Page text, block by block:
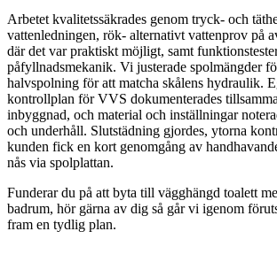
Arbetet kvalitetssäkrades genom tryck- och
vattenledningen, rök- alternativt vattenprov på
där det var praktiskt möjligt, samt
påfyllnadsmekanik. Vi justerade spolmängder
halvspolning för att matcha skålens hydraulik.
kontrollplan för VVS dokumenterades
inbyggnad, och material och inställningar
och underhåll. Slutstädning gjordes, ytorna
kunden fick en kort genomgång av
nås via spolplattan.
Funderar du på att byta till vägghängd toalett
badrum, hör gärna av dig så går vi igenom
fram en tydlig plan.